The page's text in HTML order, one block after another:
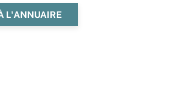
L'ANNUAIRE